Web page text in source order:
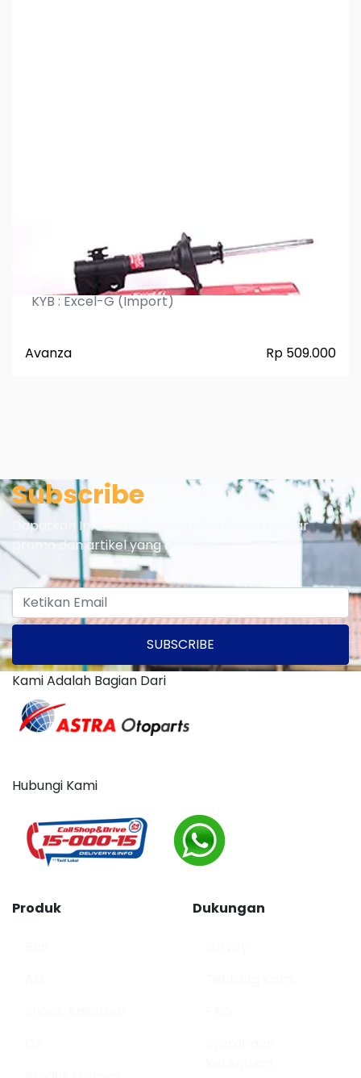
Shock Absorber KYB Excel-G Avanza R
KYB : Excel-G (Import)
Avanza Rp 509.000
Subscribe
Dapatkan Informasi Terbaru dari Kami seputar
promo dan artikel yang menarik
SUBSCRIBE
Kami Adalah Bagian Dari
Hubungi Kami
Produk Dukungan